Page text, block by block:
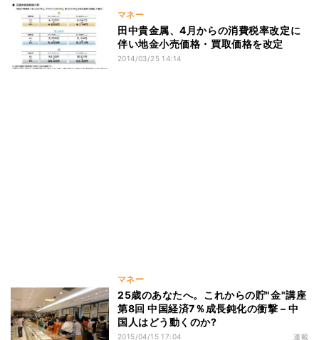
マネー
田中貴金属、4月からの消費税率改定に
伴い地金小売価格・買取価格を改定
2014/03/25 14:14
マネー
25歳のあなたへ。これからの貯"金"講座
第8回 中国経済7％成長鈍化の衝撃 – 中
国人はどう動くのか?
2015/04/15 17:04 連載